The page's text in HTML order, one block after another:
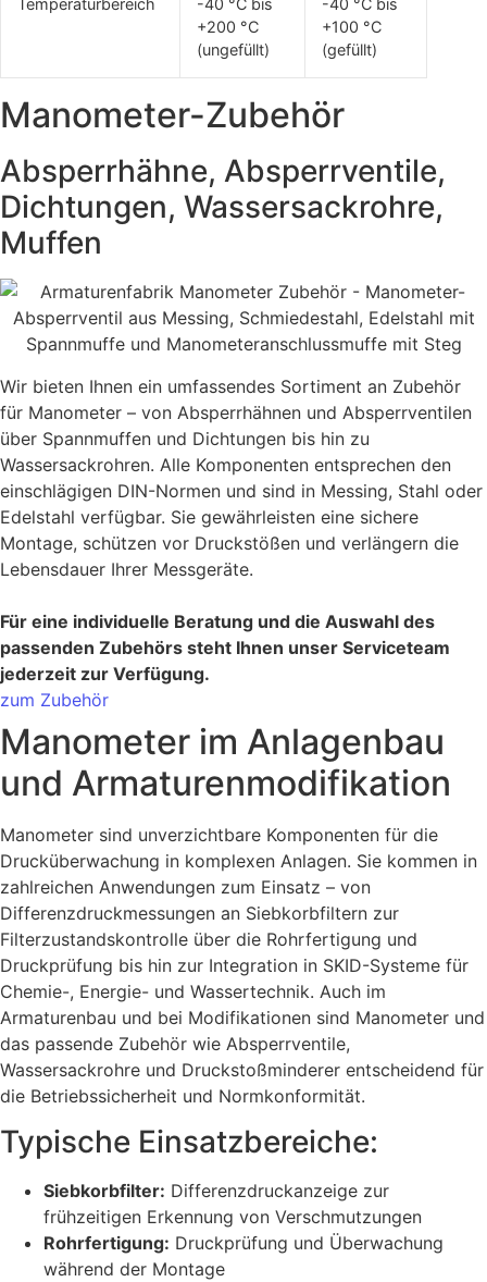
Temperaturbereich
-40 °C bis
+200 °C
(ungefüllt)
-40 °C bis
+100 °C
(gefüllt)
Manometer-Zubehör
Absperrhähne, Absperrventile,
Dichtungen, Wassersackrohre,
Muffen
Wir bieten Ihnen ein umfassendes Sortiment an Zubehör
für Manometer – von Absperrhähnen und Absperrventilen
über Spannmuffen und Dichtungen bis hin zu
Wassersackrohren. Alle Komponenten entsprechen den
einschlägigen DIN-Normen und sind in Messing, Stahl oder
Edelstahl verfügbar. Sie gewährleisten eine sichere
Montage, schützen vor Druckstößen und verlängern die
Lebensdauer Ihrer Messgeräte.
Für eine individuelle Beratung und die Auswahl des
passenden Zubehörs steht Ihnen unser Serviceteam
jederzeit zur Verfügung.
zum Zubehör
Manometer im Anlagenbau
und Armaturenmodifikation
Manometer sind unverzichtbare Komponenten für die
Drucküberwachung in komplexen Anlagen. Sie kommen in
zahlreichen Anwendungen zum Einsatz – von
Differenzdruckmessungen an Siebkorbfiltern zur
Filterzustandskontrolle über die Rohrfertigung und
Druckprüfung bis hin zur Integration in SKID-Systeme für
Chemie-, Energie- und Wassertechnik. Auch im
Armaturenbau und bei Modifikationen sind Manometer und
das passende Zubehör wie Absperrventile,
Wassersackrohre und Druckstoßminderer entscheidend für
die Betriebssicherheit und Normkonformität.
Typische Einsatzbereiche:
Siebkorbfilter: Differenzdruckanzeige zur
frühzeitigen Erkennung von Verschmutzungen
Rohrfertigung: Druckprüfung und Überwachung
während der Montage